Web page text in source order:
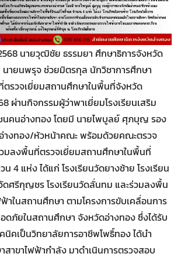
นายวุฒิชัย ธรรมยา ศึกษาธิการจังหวัด
ายนพรุจ ช่วยมิตรกุล นักวิชาการศึกษา
รวจเยี่ยมสถานศึกษาในพื้นที่จังหวัด
ผ่านกิจกรรมผู้ว่าพาเยี่ยมโรงเรียนเสริม
นคนอ่างทอง โดยมี นายไพบูลย์ ศุภบุญ รอง
างทอง/หัวหน้าคณะ พร้อมด้วยคณะตรวจ
มลงพื้นที่ตรวจเยี่ยมสถานศึกษาในพื้นที่
น 4 แห่ง ได้แก่ โรงเรียนวัดยางช้าย โรงเรียน
ดศรีกุญชร โรงเรียนวัดลั่นทม และร่วมลงพื้น
าในสถานศึกษา ตามโครงการขับเคลื่อนการ
ดภัยในสถานศึกษา จังหวัดอ่างทอง ซึ่งได้รับ
นิคเป็นวิทยาลัยการอาชีพโพธิ์ทอง ได้นำ
สาขาไฟฟ้ากำลัง มาดำเนินการตรวจสอบ